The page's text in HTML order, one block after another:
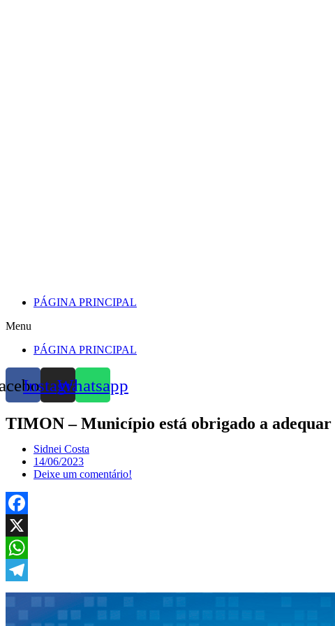
PÁGINA PRINCIPAL
Menu
PÁGINA PRINCIPAL
InstagramWhatsapp
TIMON – Município está obrigado a
Sidnei Costa
14/06/2023
Deixe um comentário!
Facebook
X
WhatsApp
Telegram